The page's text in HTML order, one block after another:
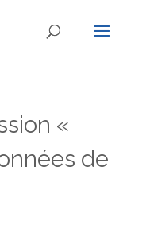
«
de